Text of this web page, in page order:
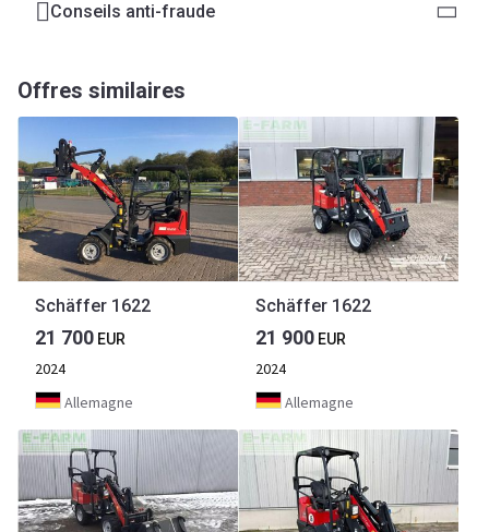
Conseils anti-fraude
Offres similaires
Schäffer 1622
21 700 EUR
2024
Allemagne
Schäffer 1622
21 900 EUR
2024
Allemagne